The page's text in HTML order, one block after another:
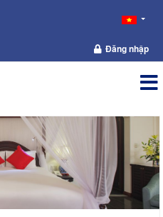
Đăng nhập